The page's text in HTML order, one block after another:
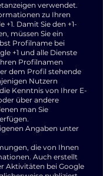
verwendet.
zu Ihren
Damit Sie den +1-
müssen Sie ein
Profilname bei
+1 und alle Dienste
Profilnamen
dem Profil stehende
Nutzern
Kenntnis von Ihrer E-
über andere
man Sie
Angaben unter
die von Ihnen
Auch erstellt
Aktivitäten bei Google